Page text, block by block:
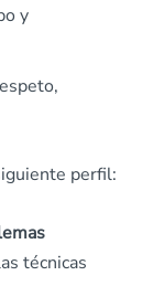
y
perfil:
técnicas